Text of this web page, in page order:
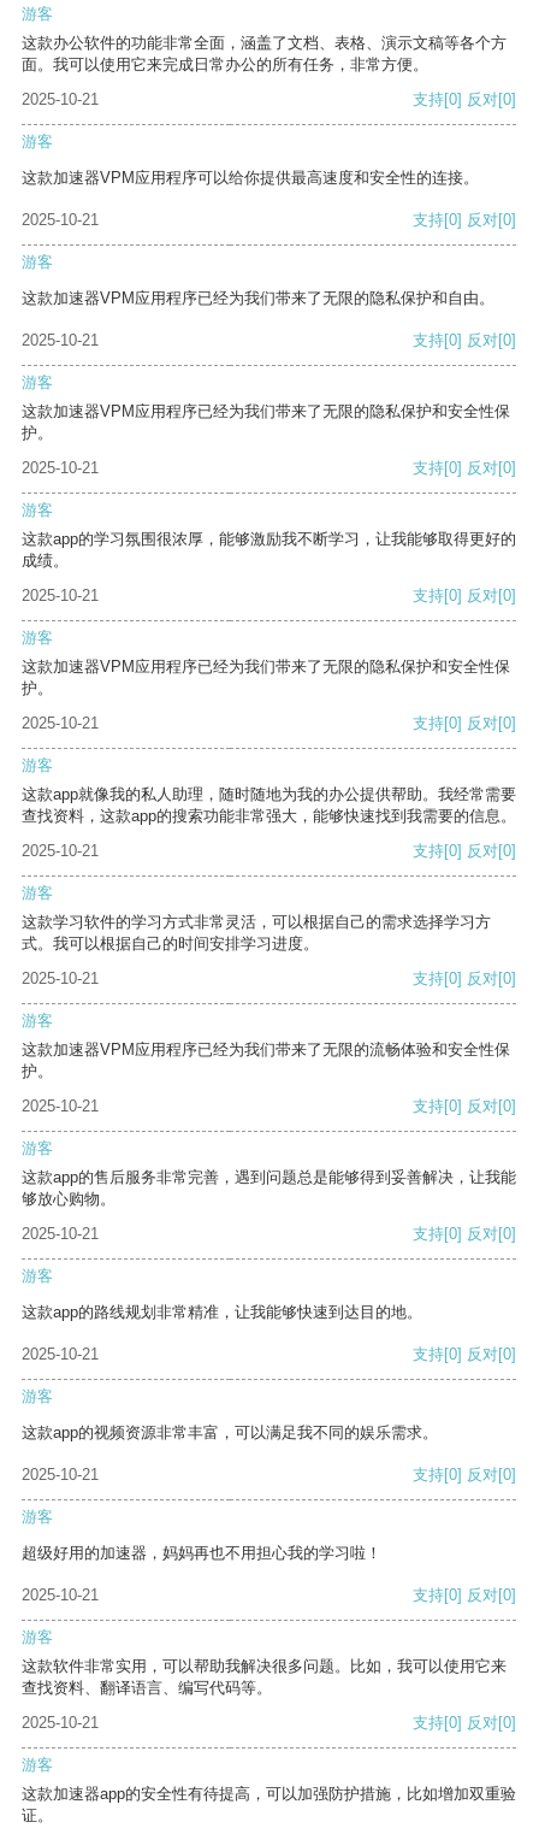
游客
这款办公软件的功能非常全面，涵盖了文档、表格、演示文稿等各个方
面。我可以使用它来完成日常办公的所有任务，非常方便。
2025-10-21
支持[0] 反对[0]
游客
这款加速器VPM应用程序可以给你提供最高速度和安全性的连接。
2025-10-21 支持[0] 反对[0]
游客
这款加速器VPM应用程序已经为我们带来了无限的隐私保护和自由。
2025-10-21 支持[0] 反对[0]
游客
这款加速器VPM应用程序已经为我们带来了无限的隐私保护和安全性保
护。
2025-10-21
支持[0] 反对[0]
游客
这款app的学习氛围很浓厚，能够激励我不断学习，让我能够取得更好的
成绩。
2025-10-21
支持[0] 反对[0]
游客
这款加速器VPM应用程序已经为我们带来了无限的隐私保护和安全性保
护。
2025-10-21
支持[0] 反对[0]
游客
这款app就像我的私人助理，随时随地为我的办公提供帮助。我经常需要
查找资料，这款app的搜索功能非常强大，能够快速找到我需要的信息。
2025-10-21
支持[0] 反对[0]
游客
这款学习软件的学习方式非常灵活，可以根据自己的需求选择学习方
式。我可以根据自己的时间安排学习进度。
2025-10-21
支持[0] 反对[0]
游客
这款加速器VPM应用程序已经为我们带来了无限的流畅体验和安全性保
护。
2025-10-21
支持[0] 反对[0]
游客
这款app的售后服务非常完善，遇到问题总是能够得到妥善解决，让我能
够放心购物。
2025-10-21
支持[0] 反对[0]
游客
这款app的路线规划非常精准，让我能够快速到达目的地。
2025-10-21 支持[0] 反对[0]
游客
这款app的视频资源非常丰富，可以满足我不同的娱乐需求。
2025-10-21 支持[0] 反对[0]
游客
超级好用的加速器，妈妈再也不用担心我的学习啦！
2025-10-21 支持[0] 反对[0]
游客
这款软件非常实用，可以帮助我解决很多问题。比如，我可以使用它来
查找资料、翻译语言、编写代码等。
2025-10-21
支持[0] 反对[0]
游客
这款加速器app的安全性有待提高，可以加强防护措施，比如增加双重验
证。